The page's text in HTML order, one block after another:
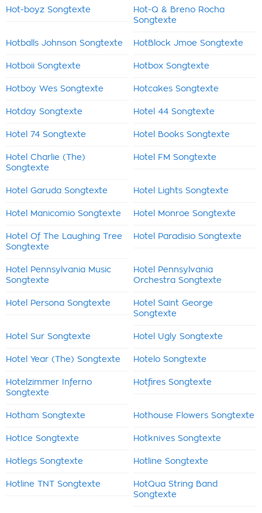
Hot-boyz Songtexte
Hot-Q & Breno Rocha
Songtexte
Hotballs Johnson Songtexte HotBlock Jmoe Songtexte
Hotboii Songtexte Hotbox Songtexte
Hotboy Wes Songtexte Hotcakes Songtexte
Hotday Songtexte Hotel 44 Songtexte
Hotel 74 Songtexte Hotel Books Songtexte
Hotel Charlie (The)
Songtexte
Hotel FM Songtexte
Hotel Garuda Songtexte Hotel Lights Songtexte
Hotel Manicomio Songtexte Hotel Monroe Songtexte
Hotel Of The Laughing Tree
Songtexte
Hotel Paradisio Songtexte
Hotel Pennsylvania Music
Songtexte
Hotel Pennsylvania
Orchestra Songtexte
Hotel Persona Songtexte
Hotel Saint George
Songtexte
Hotel Sur Songtexte Hotel Ugly Songtexte
Hotel Year (The) Songtexte Hotelo Songtexte
Hotelzimmer Inferno
Songtexte
Hotfires Songtexte
Hotham Songtexte Hothouse Flowers Songtexte
HotIce Songtexte Hotknives Songtexte
Hotlegs Songtexte Hotline Songtexte
Hotline TNT Songtexte
HotQua String Band
Songtexte